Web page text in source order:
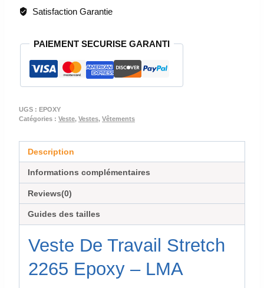
-
DE
TRAVAIL
EPOXY
Satisfaction Garantie
PAIEMENT SECURISE GARANTI
UGS : EPOXY
Catégories : Veste, Vestes, Vêtements
Description
Informations complémentaires
Reviews(0)
Guides des tailles
Veste De Travail Stretch
2265 Epoxy – LMA